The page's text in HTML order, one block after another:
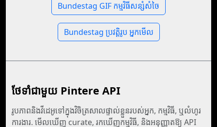
Bundestag GIF កម្មវិធីសន្សំសំចៃ
Bundestag ប្រវត្តិរូប អ្នកមើល
ថែទាំ​ជាមួយ Pintere API
រូបភាពនិងវីដេអូទៅក្នុងវិចិត្រសាលផ្ទាល់ខ្លួនរបស់អ្នក, កម្មវិធី, ឬលំហូរ
ការងារ. មើលឃើញ curate, រកឃើញកម្មវិធី, និងអនុញ្ញាតឱ្យ API